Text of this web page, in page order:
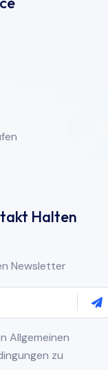
Halten
Newsletter
Allgemeinen
zu